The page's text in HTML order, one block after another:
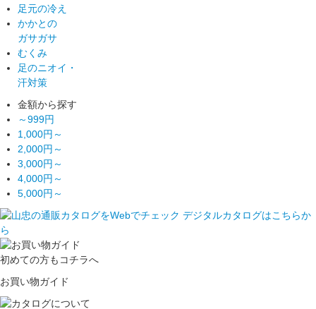
足元の冷え
かかとの
ガサガサ
むくみ
足のニオイ・
汗対策
金額から探す
～999円
1,000円～
2,000円～
3,000円～
4,000円～
5,000円～
初めての方もコチラへ
お買い物ガイド